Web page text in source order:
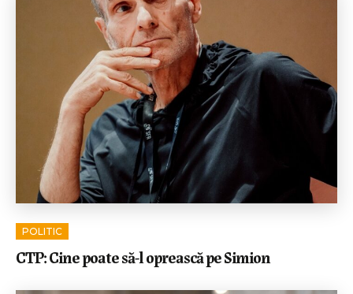
POLITIC
CTP: Cine poate să-l oprească pe Simion